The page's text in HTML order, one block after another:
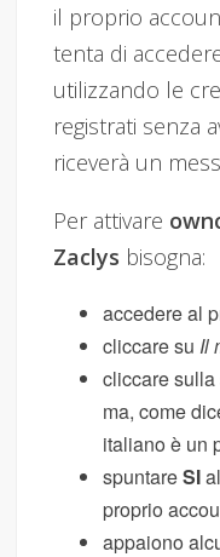
il proprio
tenta di
utilizzando le
registrati senza
riceverà un
Per attivare
Zaclys bisogna:
accedere al
cliccare su Il
cliccare
ma, come
italiano è un
spuntareSI
proprio
appaiono